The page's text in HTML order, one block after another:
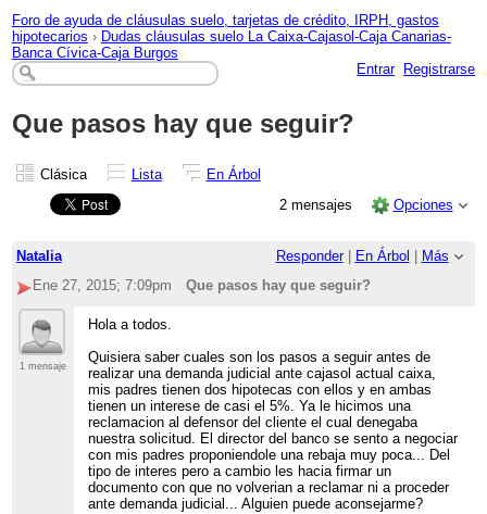
Foro de ayuda de cláusulas suelo, tarjetas de crédito, IRPH, gastos
hipotecarios › Dudas cláusulas suelo La Caixa-Cajasol-Caja Canarias-
Banca Cívica-Caja Burgos
Entrar
Registrarse
Que pasos hay que seguir?
Clásica Lista
En Árbol
2 mensajes
Opciones
Natalia Responder| En Árbol
Más
Ene 27, 2015; 7:09pm
Que pasos hay que seguir?
1 mensaje
Hola a todos.
Quisiera saber cuales son los pasos a seguir antes de
realizar una demanda judicial ante cajasol actual caixa,
mis padres tienen dos hipotecas con ellos y en ambas
tienen un interese de casi el 5%. Ya le hicimos una
reclamacion al defensor del cliente el cual denegaba
nuestra solicitud. El director del banco se sento a negociar
con mis padres proponiendole una rebaja muy poca... Del
tipo de interes pero a cambio les hacia firmar un
documento con que no volverian a reclamar ni a proceder
ante demanda judicial... Alguien puede aconsejarme?